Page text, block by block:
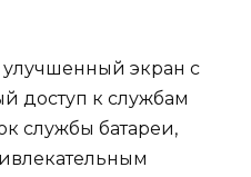
улучшенный экран с
доступ к службам
службы батареи,